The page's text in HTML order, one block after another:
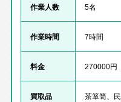
作業人数 5名
作業時間 7時間
料金 270000円
買取品 茶箪笥、